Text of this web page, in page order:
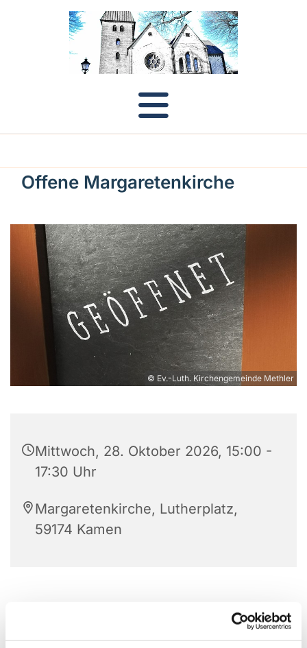
Offene Margaretenkirche
© Ev.-Luth. Kirchengemeinde Methler
Mittwoch, 28. Oktober 2026, 15:00 -
17:30 Uhr
Margaretenkirche, Lutherplatz,
59174 Kamen